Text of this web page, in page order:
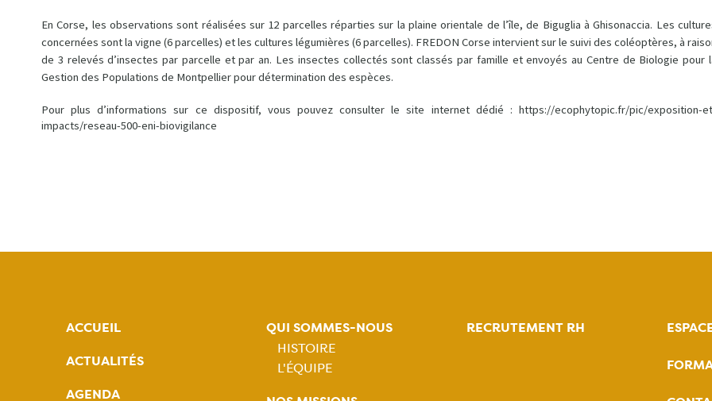
En Corse, les observations sont réalisées sur 12 parcelles réparties sur la plaine orientale de l’île, de Biguglia à Ghisonaccia. Les
concernées sont la vigne (6 parcelles) et les cultures légumières (6 parcelles). FREDON Corse intervient sur le suivi des coléoptères, à
de 3 relevés d’insectes par parcelle et par an. Les insectes collectés sont classés par famille et envoyés au Centre de Biologie pour
Gestion des Populations de Montpellier pour détermination des espèces.
Pour plus d’informations sur ce dispositif, vous pouvez consulter le site internet dédié : https://ecophytopic.fr/pic/exposition-
impacts/reseau-500-eni-biovigilance
ACCUEIL
ACTUALITÉS
AGENDA
QUI SOMMES-NOUS
Navigation
HISTOIRE
L'ÉQUIPE
RECRUTEMENT RH